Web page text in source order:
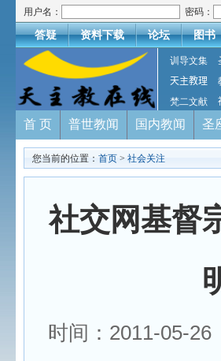
用户名： 密码：
答疑 资料下载 论坛 图书
训导文集
天主教理
梵二文献
首 页 普世教闻 国内教闻 圣
您当前的位置： 首页 > 社会关注
社交网基督
时间：2011-05-26